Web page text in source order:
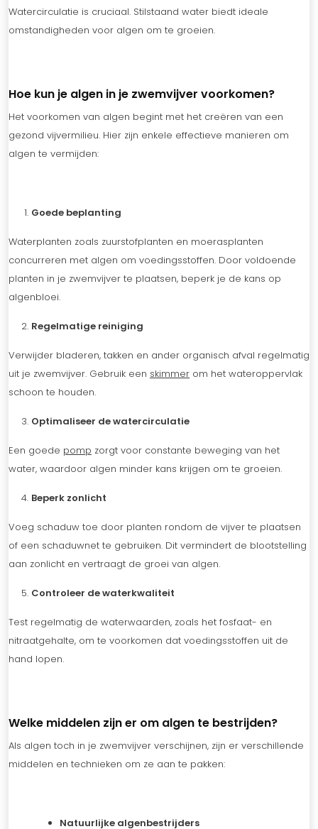
Watercirculatie is cruciaal. Stilstaand water biedt ideale
omstandigheden voor algen om te groeien.
Hoe kun je algen in je zwemvijver voorkomen?
Het voorkomen van algen begint met het creëren van een
gezond vijvermilieu. Hier zijn enkele effectieve manieren om
algen te vermijden:
Goede beplanting
Waterplanten zoals zuurstofplanten en moerasplanten
concurreren met algen om voedingsstoffen. Door voldoende
planten in je zwemvijver te plaatsen, beperk je de kans op
algenbloei.
Regelmatige reiniging
Verwijder bladeren, takken en ander organisch afval regelmatig
uit je zwemvijver. Gebruik een skimmer om het wateroppervlak
schoon te houden.
Optimaliseer de watercirculatie
Een goede pomp zorgt voor constante beweging van het
water, waardoor algen minder kans krijgen om te groeien.
Beperk zonlicht
Voeg schaduw toe door planten rondom de vijver te plaatsen
of een schaduwnet te gebruiken. Dit vermindert de blootstelling
aan zonlicht en vertraagt de groei van algen.
Controleer de waterkwaliteit
Test regelmatig de waterwaarden, zoals het fosfaat- en
nitraatgehalte, om te voorkomen dat voedingsstoffen uit de
hand lopen.
Welke middelen zijn er om algen te bestrijden?
Als algen toch in je zwemvijver verschijnen, zijn er verschillende
middelen en technieken om ze aan te pakken:
Natuurlijke algenbestrijders